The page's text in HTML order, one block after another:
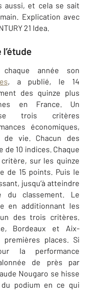
aussi, et cela se sait
Explication avec
21 Idea.
année son
, a publié, le 14
des quinze plus
en France. Un
trois critères
économiques,
vie. Chacun des
de 10 indices. Chaque
sur les quinze
de 15 points. Puis le
jusqu’à atteindre
classement. Le
en additionnant les
des trois critères.
Bordeaux et Aix-
places. Si
la performance
de près par
Nougaro se hisse
podium en ce qui